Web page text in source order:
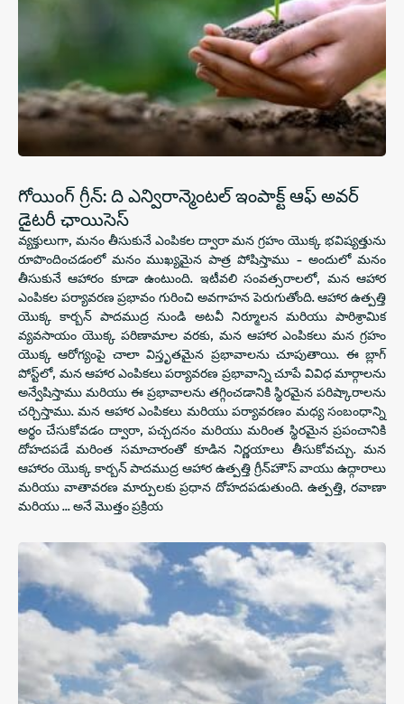
గోయింగ్ గ్రీన్: ది ఎన్విరాన్మెంటల్ ఇంపాక్ట్ ఆఫ్ అవర్
డైటరీ ఛాయిసెస్
వ్యక్తులుగా, మనం తీసుకునే ఎంపికల ద్వారా మన గ్రహం యొక్క భవిష్యత్తును
రూపొందించడంలో మనం ముఖ్యమైన పాత్ర పోషిస్తాము - అందులో మనం
తీసుకునే ఆహారం కూడా ఉంటుంది. ఇటీవలి సంవత్సరాలలో, మన ఆహార
ఎంపికల పర్యావరణ ప్రభావం గురించి అవగాహన పెరుగుతోంది. ఆహార ఉత్పత్తి
యొక్క కార్బన్ పాదముద్ర నుండి అటవీ నిర్మూలన మరియు పారిశ్రామిక
వ్యవసాయం యొక్క పరిణామాల వరకు, మన ఆహార ఎంపికలు మన గ్రహం
యొక్క ఆరోగ్యంపై చాలా విస్తృతమైన ప్రభావాలను చూపుతాయి. ఈ బ్లాగ్
పోస్ట్‌లో, మన ఆహార ఎంపికలు పర్యావరణ ప్రభావాన్ని చూపే వివిధ మార్గాలను
అన్వేషిస్తాము మరియు ఈ ప్రభావాలను తగ్గించడానికి స్థిరమైన పరిష్కారాలను
చర్చిస్తాము. మన ఆహార ఎంపికలు మరియు పర్యావరణం మధ్య సంబంధాన్ని
అర్థం చేసుకోవడం ద్వారా, పచ్చదనం మరియు మరింత స్థిరమైన ప్రపంచానికి
దోహదపడే మరింత సమాచారంతో కూడిన నిర్ణయాలు తీసుకోవచ్చు. మన
ఆహారం యొక్క కార్బన్ పాదముద్ర ఆహార ఉత్పత్తి గ్రీన్‌హౌస్ వాయు ఉద్గారాలు
మరియు వాతావరణ మార్పులకు ప్రధాన దోహదపడుతుంది. ఉత్పత్తి, రవాణా
మరియు ... అనే మొత్తం ప్రక్రియ